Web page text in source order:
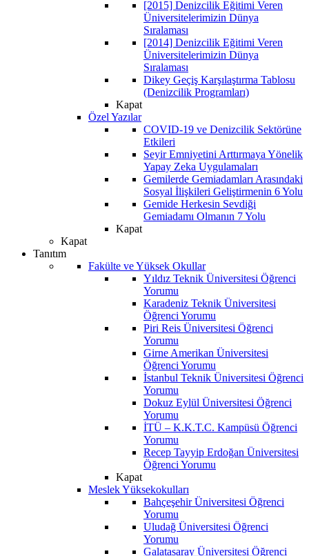
[2015] Denizcilik Eğitimi Veren
Üniversitelerimizin Dünya
Sıralaması
[2014] Denizcilik Eğitimi Veren
Üniversitelerimizin Dünya
Sıralaması
Dikey Geçiş Karşılaştırma Tablosu
(Denizcilik Programları)
Kapat
Özel Yazılar
COVID-19 ve Denizcilik Sektörüne
Etkileri
Seyir Emniyetini Arttırmaya Yönelik
Yapay Zeka Uygulamaları
Gemilerde Gemiadamları Arasındaki
Sosyal İlişkileri Geliştirmenin 6 Yolu
Gemide Herkesin Sevdiği
Gemiadamı Olmanın 7 Yolu
Kapat
Kapat
Tanıtım
Fakülte ve Yüksek Okullar
Yıldız Teknik Üniversitesi Öğrenci
Yorumu
Karadeniz Teknik Üniversitesi
Öğrenci Yorumu
Piri Reis Üniversitesi Öğrenci
Yorumu
Girne Amerikan Üniversitesi
Öğrenci Yorumu
İstanbul Teknik Üniversitesi Öğrenci
Yorumu
Dokuz Eylül Üniversitesi Öğrenci
Yorumu
İTÜ – K.K.T.C. Kampüsü Öğrenci
Yorumu
Recep Tayyip Erdoğan Üniversitesi
Öğrenci Yorumu
Kapat
Meslek Yüksekokulları
Bahçeşehir Üniversitesi Öğrenci
Yorumu
Uludağ Üniversitesi Öğrenci
Yorumu
Galatasaray Üniversitesi Öğrenci